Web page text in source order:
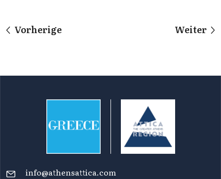
Vorherige Weiter
info@athensattica.com